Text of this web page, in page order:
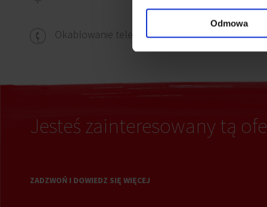
Odmowa
Okablowanie telefoniczne
Jesteś zainteresowany tą
ZADZWOŃ I DOWIEDZ SIĘ WIĘCEJ